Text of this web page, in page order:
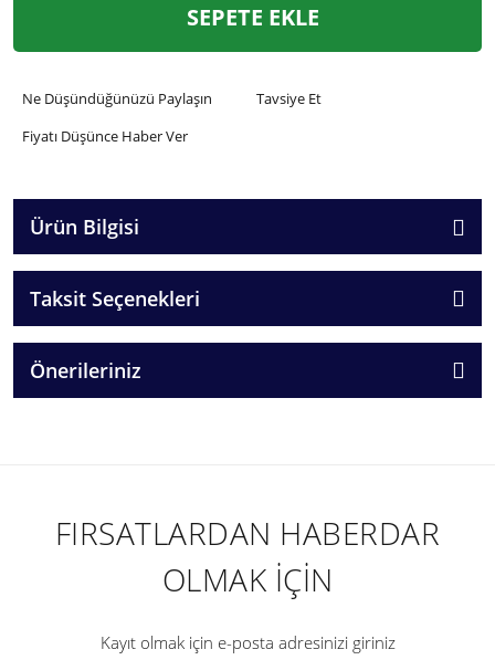
SEPETE EKLE
Ne Düşündüğünüzü Paylaşın
Tavsiye Et
Fiyatı Düşünce Haber Ver
Ürün Bilgisi
Taksit Seçenekleri
Önerileriniz
FIRSATLARDAN HABERDAR
OLMAK İÇİN